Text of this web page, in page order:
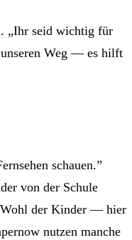
„Ihr seid wichtig für
Weg — es hilft
schauen.”
von der Schule
Wohl der Kinder — hier
nutzen manche